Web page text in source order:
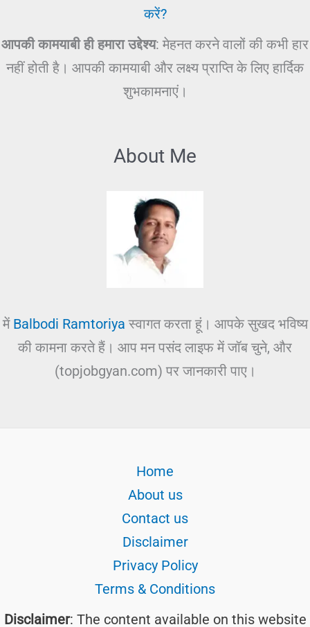
करें?
आपकी कामयाबी ही हमारा उद्देश्य: मेहनत करने वालों की कभी हार
नहीं होती है। आपकी कामयाबी और लक्ष्य प्राप्ति के लिए हार्दिक
शुभकामनाएं।
About Me
में Balbodi Ramtoriya स्वागत करता हूं। आपके सुखद भविष्य
की कामना करते हैं। आप मन पसंद लाइफ में जॉब चुने, और
(topjobgyan.com) पर जानकारी पाए।
Home
About us
Contact us
Disclaimer
Privacy Policy
Terms & Conditions
Disclaimer: The content available on this website